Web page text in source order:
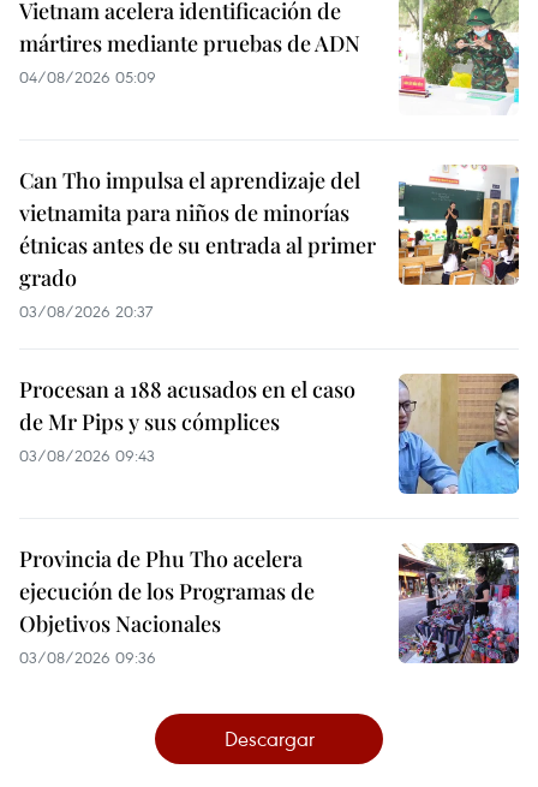
Vietnam acelera identificación de
mártires mediante pruebas de ADN
04/08/2026 05:09
Can Tho impulsa el aprendizaje del
vietnamita para niños de minorías
étnicas antes de su entrada al primer
grado
03/08/2026 20:37
Procesan a 188 acusados en el caso
de Mr Pips y sus cómplices
03/08/2026 09:43
Provincia de Phu Tho acelera
ejecución de los Programas de
Objetivos Nacionales
03/08/2026 09:36
Descargar